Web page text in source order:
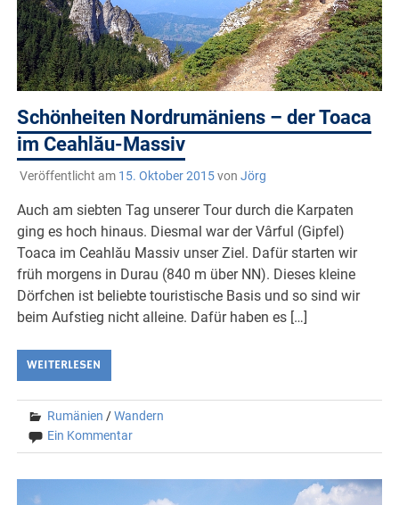
Schönheiten Nordrumäniens – der Toaca
im Ceahlău-Massiv
Veröffentlicht am 15. Oktober 2015von Jörg
Auch am siebten Tag unserer Tour durch die Karpaten
ging es hoch hinaus. Diesmal war der Vârful (Gipfel)
Toaca im Ceahlău Massiv unser Ziel. Dafür starten wir
früh morgens in Durau (840 m über NN). Dieses kleine
Dörfchen ist beliebte touristische Basis und so sind wir
beim Aufstieg nicht alleine. Dafür haben es […]
WEITERLESEN
Rumänien /Wandern
Ein Kommentar